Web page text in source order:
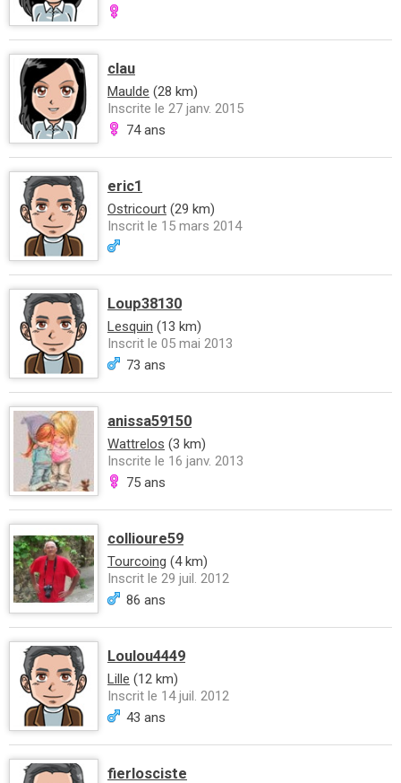
clau
Maulde (28 km)
Inscrite le 27 janv. 2015
74 ans
eric1
Ostricourt (29 km)
Inscrit le 15 mars 2014
Loup38130
Lesquin (13 km)
Inscrit le 05 mai 2013
73 ans
anissa59150
Wattrelos (3 km)
Inscrite le 16 janv. 2013
75 ans
collioure59
Tourcoing (4 km)
Inscrit le 29 juil. 2012
86 ans
Loulou4449
Lille (12 km)
Inscrit le 14 juil. 2012
43 ans
fierlosciste